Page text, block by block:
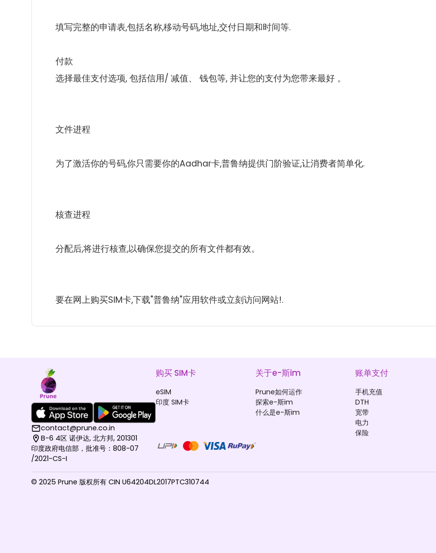
填写完整的申请表,包括名称,移动号码,地址,交付日期和时间等.
付款
选择最佳支付选项, 包括信用/ 减值、 钱包等, 并让您的支付为您带来最好 。
文件进程
为了激活你的号码,你只需要你的Aadhar卡,普鲁纳提供门阶验证,让消费者简单化.
核查进程
分配后,将进行核查,以确保您提交的所有文件都有效。
要在网上购买SIM卡,下载"普鲁纳"应用软件或立刻访问网站!.
contact@prune.co.in
B-6 4区 诺伊达, 北方邦, 201301
印度政府电信部，批准号：808-07
/2021-CS-I
购买 SIM卡
eSIM
印度 SIM卡
关于e-斯im
Prune如何运作
探索e-斯im
什么是e-斯im
账单支付
手机充值
DTH
宽带
电力
保险
© 2025 Prune 版权所有 CIN U64204DL2017PTC310744